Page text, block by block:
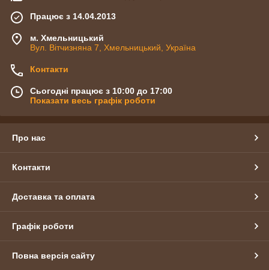
Працює з 14.04.2013
м. Хмельницький
Вул. Вітчизняна 7, Хмельницький, Україна
Контакти
Сьогодні працює з 10:00 до 17:00
Показати весь графік роботи
Про нас
Контакти
Доставка та оплата
Графік роботи
Повна версія сайту